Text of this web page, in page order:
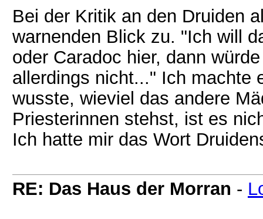
Bei der Kritik an den Druiden
warnenden Blick zu. "Ich will
oder Caradoc hier, dann
allerdings nicht..." Ich machte
wusste, wieviel das andere
Priesterinnen stehst, ist es
Ich hatte mir das Wort
RE: Das Haus der Morran -